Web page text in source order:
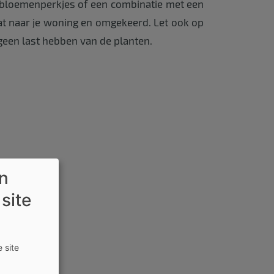
of een combinatie met een
je woning en omgekeerd. Let ook op
last hebben van de planten.
site